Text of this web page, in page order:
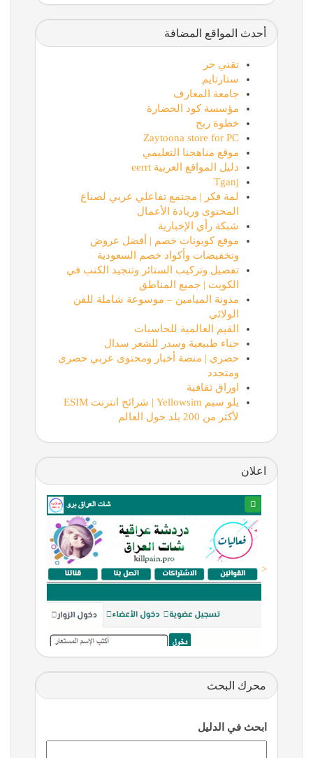
أحدث المواقع المضافة
تقني حر
ستارتايم
جامعة المعارف
مؤسسة كود الحضارة
خطوة ربح
Zaytoona store for PC
موقع مناهجنا التعليمي
دليل المواقع العربية eerrt
Tganj
لمة فكر | مجتمع تفاعلي عربي لصناع
المحتوى وريادة الأعمال
شبكة رأي الإخبارية
موقع كوبونات خصم | أفضل عروض
وتخفيضات وأكواد خصم السعودية
تفصيل وتركيب الستائر وتنجيد الكنب في
الكويت | جميع المناطق
مدونة الميامين – موسوعة شاملة للفن
الولائي
القيم العالمية للحاسبات
حناء طبيعية وسدر للشعر سدال
حصري | منصة أخبار ومحتوى عربي حصري
ومتجدد
اوراق ثقافية
يلو سيم Yellowsim | شرائح انترنت ESIM
لأكثر من 200 بلد حول العالم
اعلان
<
محرك البحث
ابحث في الدليل